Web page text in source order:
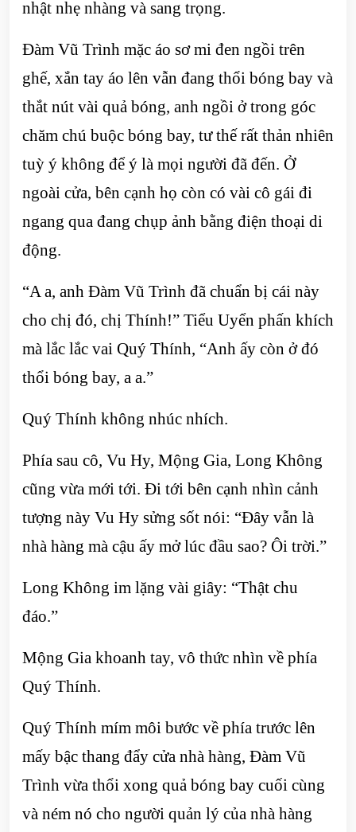
nhật nhẹ nhàng và sang trọng.
Đàm Vũ Trình mặc áo sơ mi đen ngồi trên
ghế, xắn tay áo lên vẫn đang thổi bóng bay và
thắt nút vài quả bóng, anh ngồi ở trong góc
chăm chú buộc bóng bay, tư thế rất thản nhiên
tuỳ ý không để ý là mọi người đã đến. Ở
ngoài cửa, bên cạnh họ còn có vài cô gái đi
ngang qua đang chụp ảnh bằng điện thoại di
động.
“A a, anh Đàm Vũ Trình đã chuẩn bị cái này
cho chị đó, chị Thính!” Tiểu Uyển phấn khích
mà lắc lắc vai Quý Thính, “Anh ấy còn ở đó
thổi bóng bay, a a.”
Quý Thính không nhúc nhích.
Phía sau cô, Vu Hy, Mộng Gia, Long Không
cũng vừa mới tới. Đi tới bên cạnh nhìn cảnh
tượng này Vu Hy sửng sốt nói: “Đây vẫn là
nhà hàng mà cậu ấy mở lúc đầu sao? Ôi trời.”
Long Không im lặng vài giây: “Thật chu
đáo.”
Mộng Gia khoanh tay, vô thức nhìn về phía
Quý Thính.
Quý Thính mím môi bước về phía trước lên
mấy bậc thang đẩy cửa nhà hàng, Đàm Vũ
Trình vừa thổi xong quả bóng bay cuối cùng
và ném nó cho người quản lý của nhà hàng